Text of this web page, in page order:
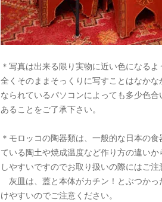
＊写真は出来る限り実物に近い色になるよ
全くそのままそっくりに写すことはなか
なられているパソコンによっても多少色
あることをご了承下さい。
＊モロッコの陶器類は、一般的な日本の
ている陶土や焼成温度など作り方の違い
しやすいですのでお取り扱いの際にはご注
灰皿は、蓋と本体がカチン！とぶつかっ
けやすいのでご注意ください。